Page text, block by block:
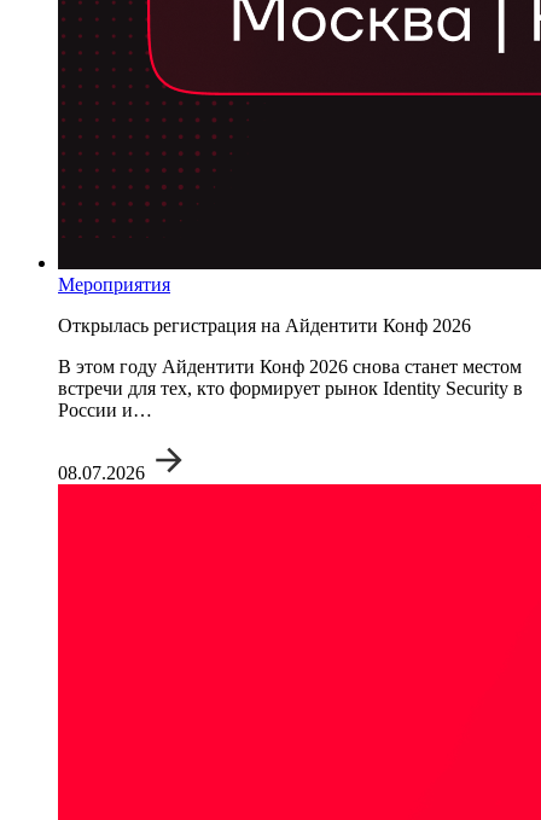
Мероприятия
Открылась регистрация на Айдентити Конф 2026
В этом году Айдентити Конф 2026 снова станет местом
встречи для тех, кто формирует рынок Identity Security в
России и…
08.07.2026